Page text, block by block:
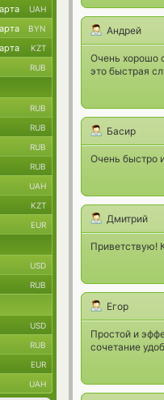
Андрей
Очень хорошо
это быстрая
Басир
Очень быстро
Дмитрий
Приветствую!
Егор
Простой и
сочетание
UAH
BYN
KZT
RUB
RUB
RUB
RUB
RUB
UAH
KZT
EUR
USD
RUB
USD
RUB
EUR
UAH